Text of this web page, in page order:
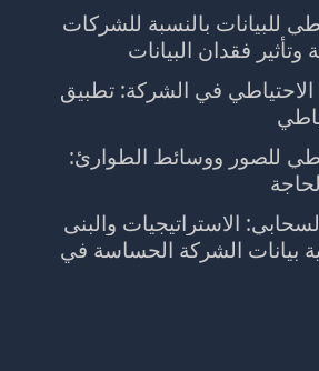
للبيانات بالنسبة للشركات
فقدان البيانات
الاحتياطي في الشركة: تطبيق
للصور ووسائط الطوارئ:
الاستراتيجيات والبنى
بيانات الشركة الحساسة في